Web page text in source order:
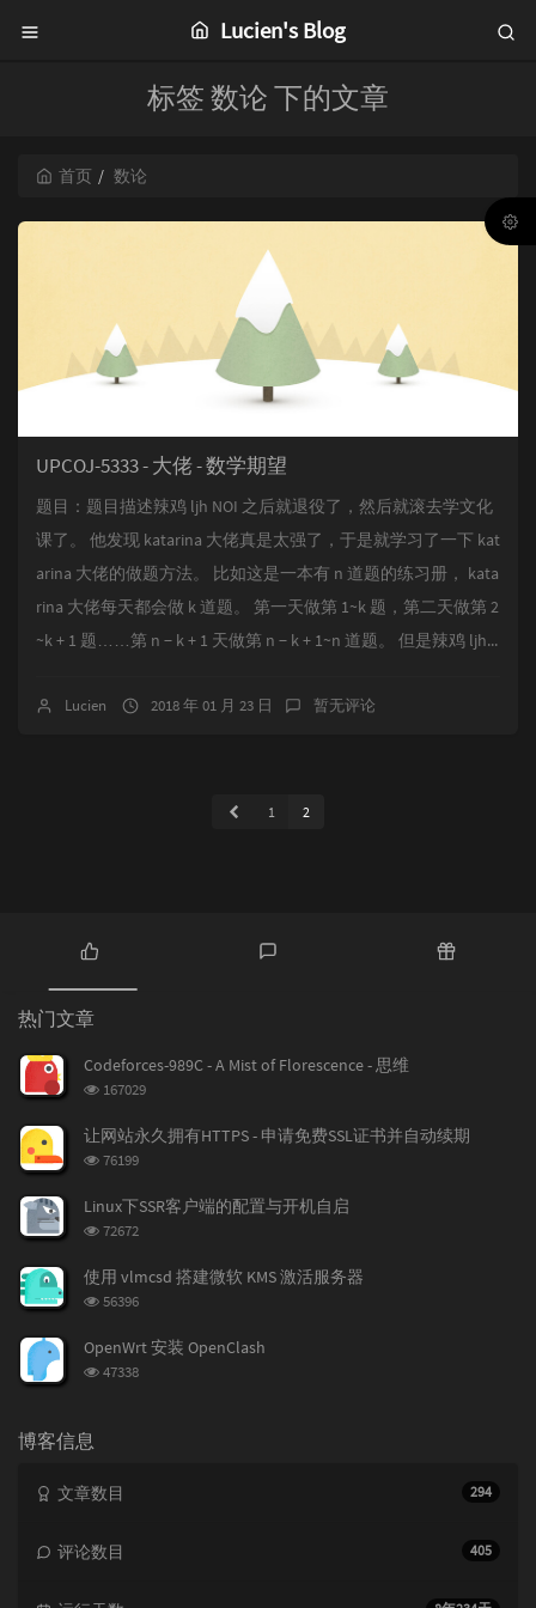
Lucien's Blog
标签 数论 下的文章
首页 数论
UPCOJ-5333 - 大佬 - 数学期望
题目：题目描述辣鸡 ljh NOI 之后就退役了，然后就滚去学文化
课了。 他发现 katarina 大佬真是太强了，于是就学习了一下 kat
arina 大佬的做题方法。 比如这是一本有 n 道题的练习册， kata
rina 大佬每天都会做 k 道题。 第一天做第 1~k 题，第二天做第 2
~k + 1 题……第 n − k + 1 天做第 n − k + 1~n 道题。 但是辣鸡 ljh...
Lucien 2018 年 01 月 23 日 暂无评论
1 2
热
门
文
章
论
热门文章
Codeforces-989C - A Mist of Florescence - 思维
浏
次
数:
167029
让网站永久拥有HTTPS - 申请免费SSL证书并自动续期
浏
次
76199
Linux下SSR客户端的配置与开机自启
浏
次
数:
72672
使用 vlmcsd 搭建微软 KMS 激活服务器
浏
次
56396
OpenWrt 安装 OpenClash
浏
47338
博客信息
294
文章数目
405
评论数目